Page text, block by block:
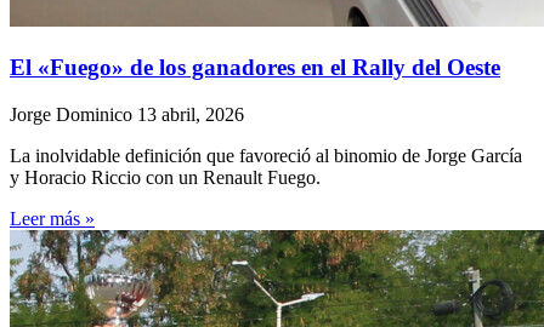
El «Fuego» de los ganadores en el Rally del Oeste
Jorge Dominico 13 abril, 2026
La inolvidable definición que favoreció al binomio de Jorge García
y Horacio Riccio con un Renault Fuego.
Leer más »